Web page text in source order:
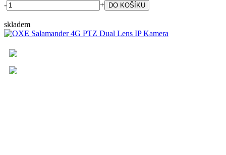
- +
skladem